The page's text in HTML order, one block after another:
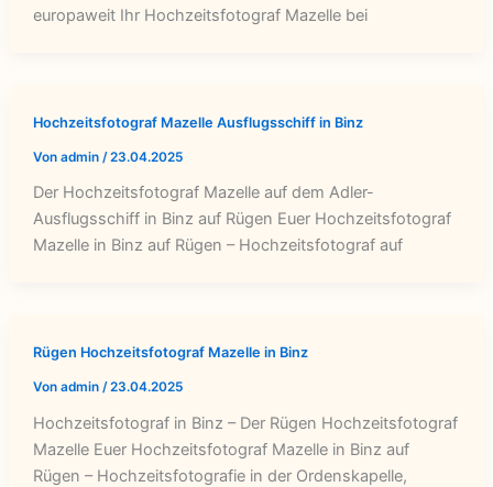
europaweit Ihr Hochzeitsfotograf Mazelle bei
Hochzeitsfotograf Mazelle Ausflugsschiff in Binz
Von admin /23.04.2025
Der Hochzeitsfotograf Mazelle auf dem Adler-
Ausflugsschiff in Binz auf Rügen Euer Hochzeitsfotograf
Mazelle in Binz auf Rügen – Hochzeitsfotograf auf
Rügen Hochzeitsfotograf Mazelle in Binz
Von admin /23.04.2025
Hochzeitsfotograf in Binz – Der Rügen Hochzeitsfotograf
Mazelle Euer Hochzeitsfotograf Mazelle in Binz auf
Rügen – Hochzeitsfotografie in der Ordenskapelle,